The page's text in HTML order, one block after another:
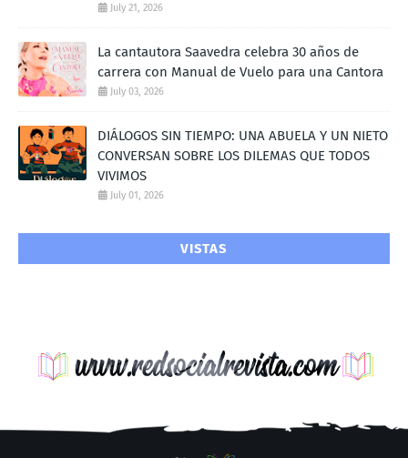
July 21, 2026
La cantautora Saavedra celebra 30 años de
carrera con Manual de Vuelo para una Cantora
July 03, 2026
DIÁLOGOS SIN TIEMPO: UNA ABUELA Y UN NIETO
CONVERSAN SOBRE LOS DILEMAS QUE TODOS
VIVIMOS
July 01, 2026
VISTAS